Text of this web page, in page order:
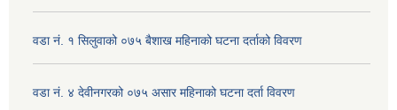
वडा नं. १ सिलुवाको ०७५ बैशाख महिनाको घटना दर्ताको विवरण
वडा नं. ४ देवीनगरको ०७५ असार महिनाको घटना दर्ता विवरण